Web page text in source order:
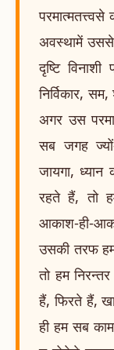
अवस्थामें
दृष्टि
निर्विकार,
अगर उस
सब जगह
जायगा,
रहते हैं, तो
आकाश-ही-
उसकी तरफ
तो हम
हैं, फिरते हैं,
ही हम सब